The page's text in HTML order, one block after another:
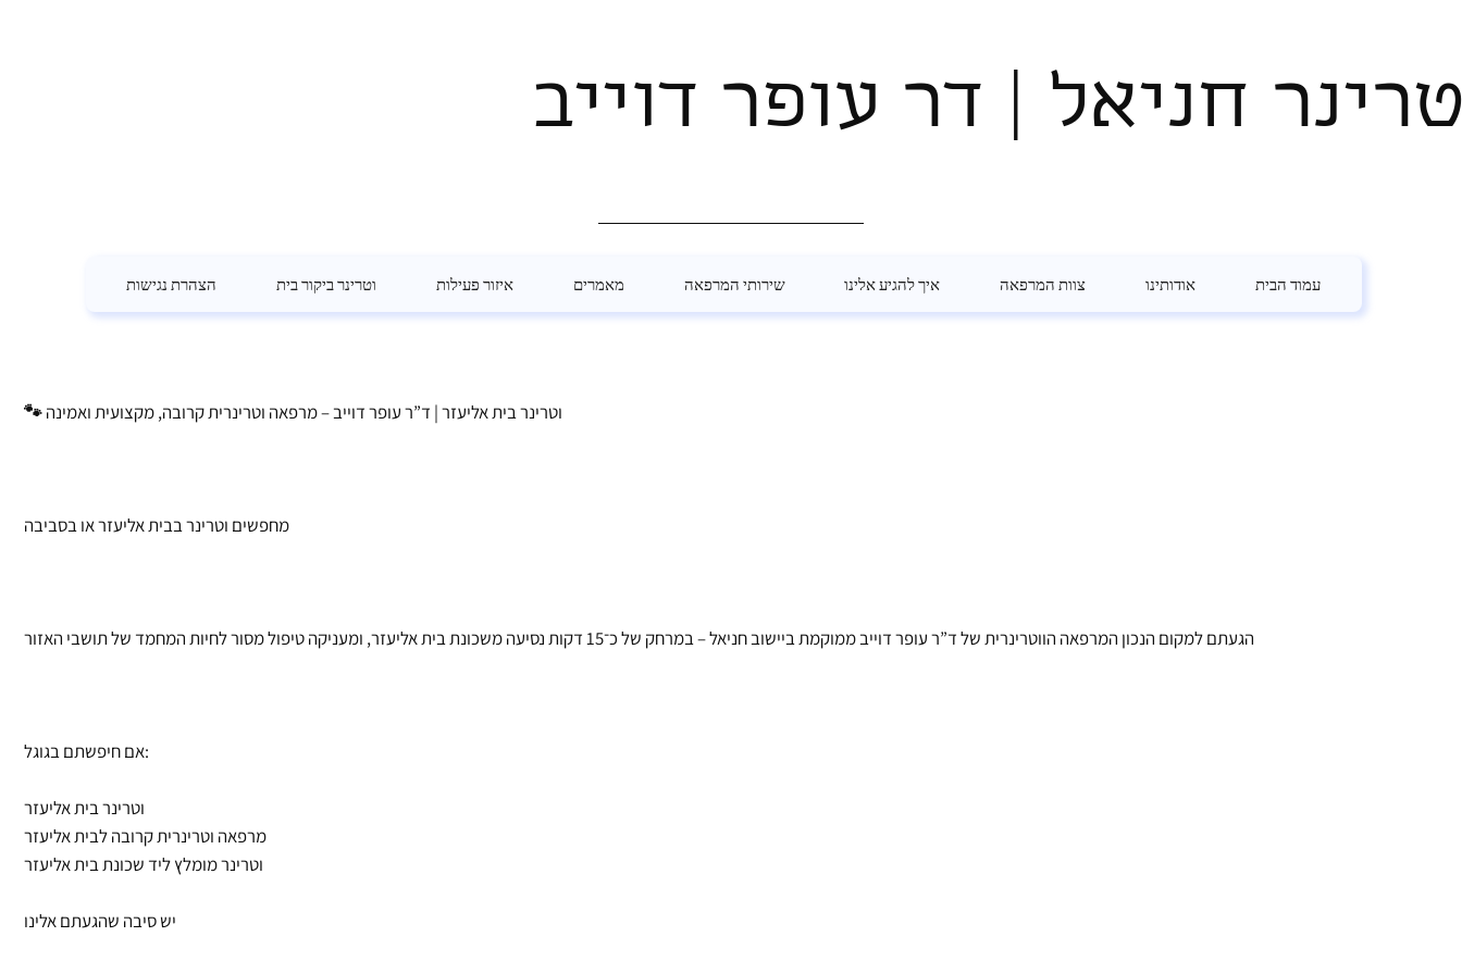
הצהרת נגישות וטרינר ביקור בית איזור פעילות מאמרים שירותי המרפאה איך להגיע אלינו צוות המרפאה אודותינו עמוד הבית
חניאל | דר עופר דוייב
🐾 וטרינר בית אליעזר | ד”ר עופר דוייב – מרפאה וטרינרית קרובה, מקצועית ואמינה
מחפשים וטרינר בבית אליעזר או בסביבה
הגעתם למקום הנכון המרפאה הווטרינרית של ד”ר עופר דוייב ממוקמת ביישוב חניאל – במרחק של כ־15 דקות נסיעה משכונת בית אליעזר, ומעניקה טיפול מסור לחיות המחמד של תושבי האזור
אם חיפשתם בגוגל:
וטרינר בית אליעזר
מרפאה וטרינרית קרובה לבית אליעזר
וטרינר מומלץ ליד שכונת בית אליעזר
יש סיבה שהגעתם אלינו